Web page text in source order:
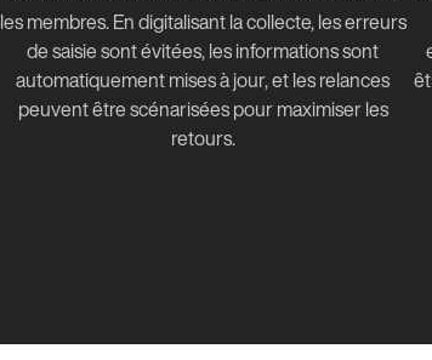
les membres. En digitalisant la collecte, les erreurs
de saisie sont évitées, les informations sont
automatiquement mises à jour, et les relances
peuvent être scénarisées pour maximiser les
retours.